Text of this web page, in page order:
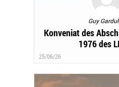
Guy
Konveniat des
1976 des
25/06/26